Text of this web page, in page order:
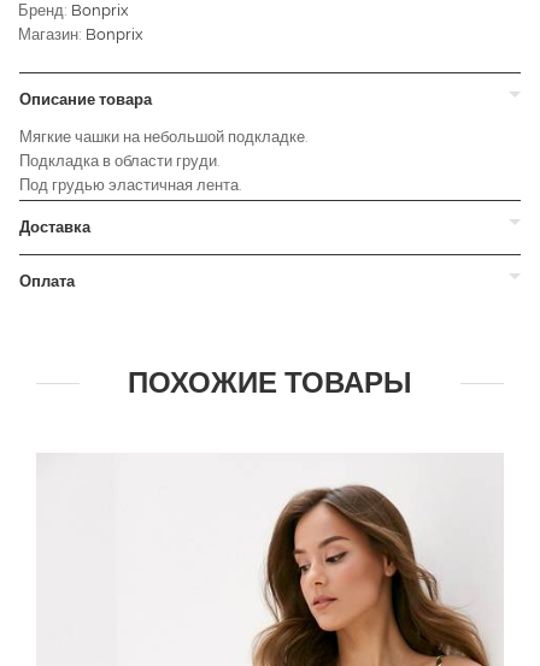
Бренд: Bonprix
Магазин: Bonprix
Описание товара
Мягкие чашки на небольшой подкладке.
Подкладка в области груди.
Под грудью эластичная лента.
Доставка
Оплата
ПОХОЖИЕ ТОВАРЫ